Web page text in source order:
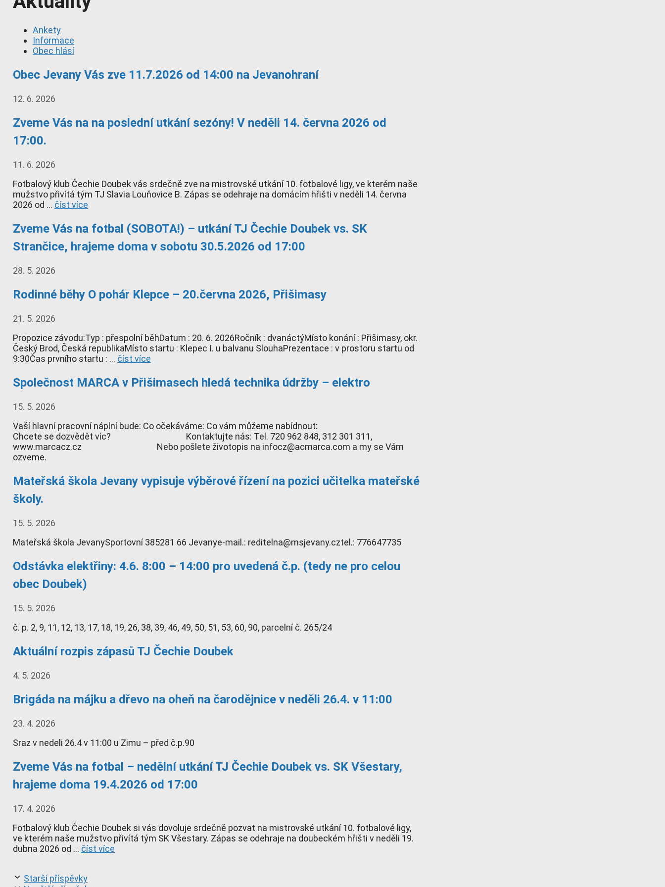
Ankety
Informace
Obec hlásí
Obec Jevany Vás zve 11.7.2026 od 14:00 na Jevanohraní
12. 6. 2026
Zveme Vás na na poslední utkání sezóny! V neděli 14. června 2026 od
17:00.
11. 6. 2026
Fotbalový klub Čechie Doubek vás srdečně zve na mistrovské utkání 10. fotbalové ligy, ve kterém naše
mužstvo přivítá tým TJ Slavia Louňovice B. Zápas se odehraje na domácím hřišti v neděli 14. června
2026 od … číst více
Zveme Vás na fotbal (SOBOTA!) – utkání TJ Čechie Doubek vs. SK
Strančice, hrajeme doma v sobotu 30.5.2026 od 17:00
28. 5. 2026
Rodinné běhy O pohár Klepce – 20.června 2026, Přišimasy
21. 5. 2026
Propozice závodu:Typ : přespolní běhDatum : 20. 6. 2026Ročník : dvanáctýMísto konání : Přišimasy, okr.
Český Brod, Česká republikaMísto startu : Klepec I. u balvanu SlouhaPrezentace : v prostoru startu od
9:30Čas prvního startu : … číst více
Společnost MARCA v Přišimasech hledá technika údržby – elektro
15. 5. 2026
Vaší hlavní pracovní náplní bude: Co očekáváme: Co vám můžeme nabídnout:
Chcete se dozvědět víc? Kontaktujte nás: Tel. 720 962 848, 312 301 311,
www.marcacz.cz Nebo pošlete životopis na infocz@acmarca.com a my se Vám
ozveme.
Mateřská škola Jevany vypisuje výběrové řízení na pozici učitelka mateřské
školy.
15. 5. 2026
Mateřská škola JevanySportovní 385281 66 Jevanye-mail.: reditelna@msjevany.cztel.: 776647735
Odstávka elektřiny: 4.6. 8:00 – 14:00 pro uvedená č.p. (tedy ne pro celou
obec Doubek)
15. 5. 2026
č. p. 2, 9, 11, 12, 13, 17, 18, 19, 26, 38, 39, 46, 49, 50, 51, 53, 60, 90, parcelní č. 265/24
Aktuální rozpis zápasů TJ Čechie Doubek
4. 5. 2026
Brigáda na májku a dřevo na oheň na čarodějnice v neděli 26.4. v 11:00
23. 4. 2026
Sraz v nedeli 26.4 v 11:00 u Zimu – před č.p.90
Zveme Vás na fotbal – nedělní utkání TJ Čechie Doubek vs. SK Všestary,
hrajeme doma 19.4.2026 od 17:00
17. 4. 2026
Fotbalový klub Čechie Doubek si vás dovoluje srdečně pozvat na mistrovské utkání 10. fotbalové ligy,
ve kterém naše mužstvo přivítá tým SK Všestary. Zápas se odehraje na doubeckém hřišti v neděli 19.
dubna 2026 od … číst více
Starší příspěvky